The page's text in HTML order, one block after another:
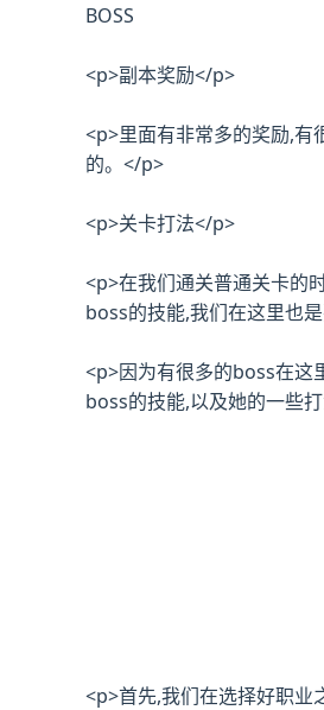
BOSS
<p>副本奖励</p>
<p>里面有非常多的奖励,有
的。</p>
<p>关卡打法</p>
<p>在我们通关普通关卡的
boss的技能,我们在这里也
<p>因为有很多的boss在这
boss的技能,以及她的一些
<p>首先,我们在选择好职业